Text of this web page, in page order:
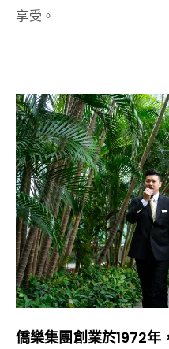
享受。
僑樂集團創業於1972